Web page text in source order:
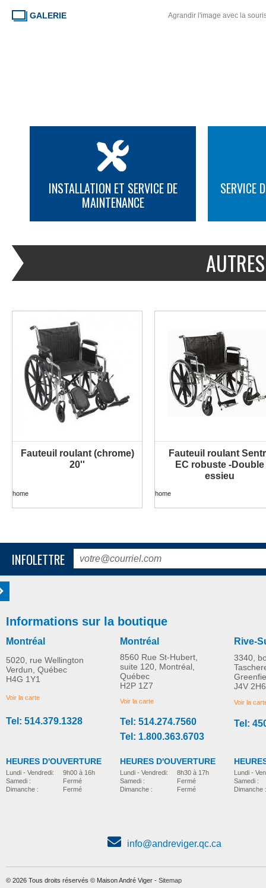
GALERIE Agrandir l'image avec la
INSTALLATION ET SERVICE DE
MAINTENANCE
SERVICE
Fauteuil roulant (chrome)
20''
PLUS D'INFORMATION
home
Fauteuil roulant
EC robuste -Double
essieu
PLUS D'INFORMATION
home
Chaise TransMotion
PLUS D'INFORMATION
home
Levier de piscine
PLUS D'INFORMATION
home
PLUS D'INFORMATION
INFOLETTRE
Informations sur la boutique
Montréal
5020, rue Wellington
Verdun, Québec
H4G 1Y1
Voir la carte
Tel: 514.379.1328
HEURES D'OUVERTURE
Lundi - Vendredi:
Samedi :
Dimanche :
9h00 à 16h
Fermé
Fermé
Montréal
8560 Rue St-Hubert,
suite 120, Montréal,
Québec
H2P 1Z7
Voir la carte
Tel: 514.274.7560
Tel: 1.800.363.6703
HEURES D'OUVERTURE
Lundi - Vendredi:
Samedi :
Dimanche :
8h30 à 17h
Fermé
Fermé
Rive-
3340,
J4V 2H6
Voir la
Tel:
Lundi -
Samedi :
Dimanche :
info@andreviger.qc.ca
© 2026 Tous droits réservés © Maison André Viger - Sitemap